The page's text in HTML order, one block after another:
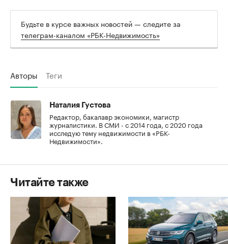
Будьте в курсе важных новостей — следите за
телеграм-каналом «РБК-Недвижимость»
Авторы Теги
Наталия Густова
Редактор, бакалавр экономики, магистр
журналистики. В СМИ - с 2014 года, с 2020 года
исследую тему недвижимости в «РБК-
Недвижимости».
Читайте также